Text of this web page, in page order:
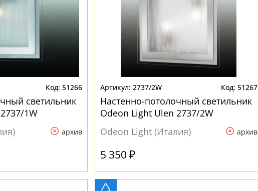
51266
светильник
1W
архив
2737/2W 51267
Настенно-потолочный светильник
Odeon Light Ulen 2737/2W
Odeon Light (Италия)
архив
5 350 ₽